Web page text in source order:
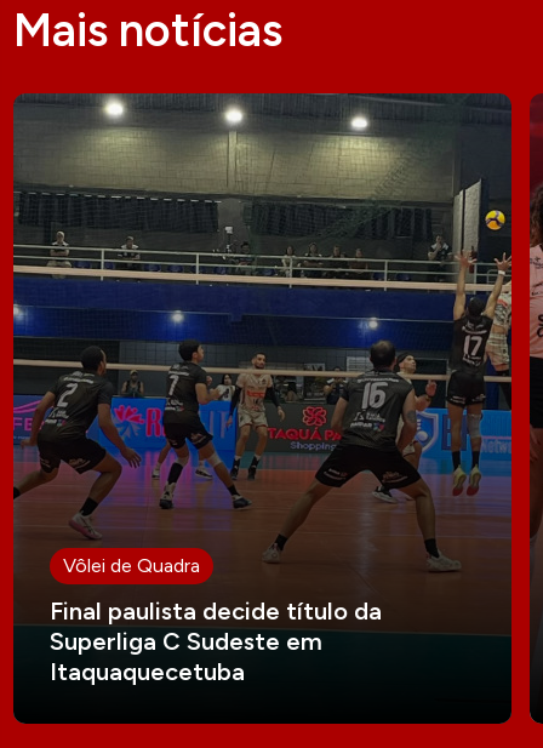
Mais notícias
Vôlei de Quadra
Final paulista decide título da
Superliga C Sudeste em
Itaquaquecetuba